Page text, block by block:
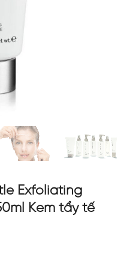
Exfoliating
Kem tẩy tế